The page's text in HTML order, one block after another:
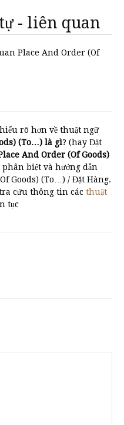
- liên quan
Place And Order (Of
rõ hơn về thuật ngữ
(To…) là gì? (hay Đặt
And Order (Of Goods)
biệt và hướng dẫn
Goods) (To…) / Đặt Hàng.
cứu thông tin các thuật
tục